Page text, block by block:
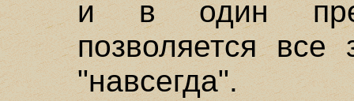
и в один
позволяется все
"навсегда".